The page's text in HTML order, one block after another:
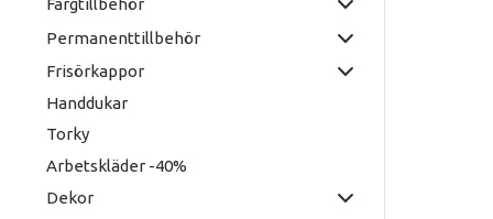
Färgtillbehör
Permanenttillbehör
Frisörkappor
Handdukar
Torky
Arbetskläder -40%
Dekor